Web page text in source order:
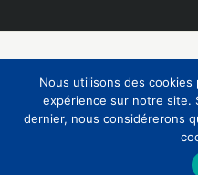
Nous utilisons des cookies
expérience sur notre site.
dernier, nous considérerons